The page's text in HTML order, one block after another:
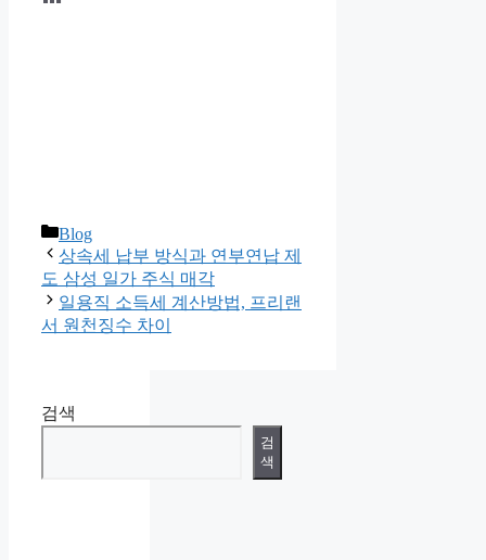
카
테
고
리
Blog
상속세 납부 방식과 연부연납 제
도 삼성 일가 주식 매각
일용직 소득세 계산방법, 프리랜
서 원천징수 차이
검색
검
색